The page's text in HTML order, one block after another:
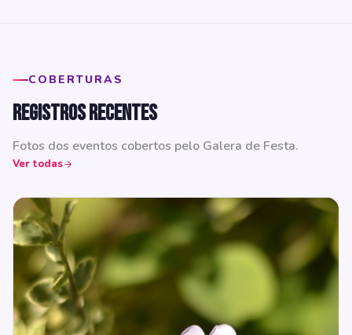
COBERTURAS
Registros recentes
Fotos dos eventos cobertos pelo Galera de Festa.
Ver todas